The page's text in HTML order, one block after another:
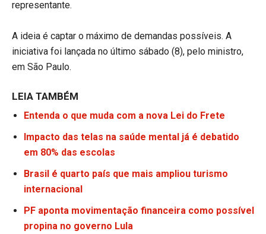
representante.
A ideia é captar o máximo de demandas possíveis. A
iniciativa foi lançada no último sábado (8), pelo ministro,
em São Paulo.
LEIA TAMBÉM
Entenda o que muda com a nova Lei do Frete
Impacto das telas na saúde mental já é debatido
em 80% das escolas
Brasil é quarto país que mais ampliou turismo
internacional
PF aponta movimentação financeira como possível
propina no governo Lula